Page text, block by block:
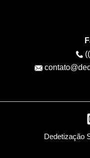
Dedetização